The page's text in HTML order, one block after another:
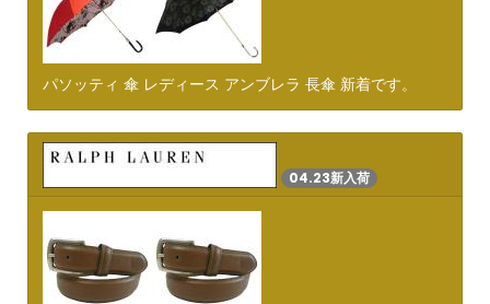
パソッティ 傘 レディース アンブレラ 長傘 新着です。
04.23新入荷